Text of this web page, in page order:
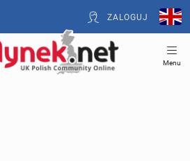
ZALOGUJ
Menu